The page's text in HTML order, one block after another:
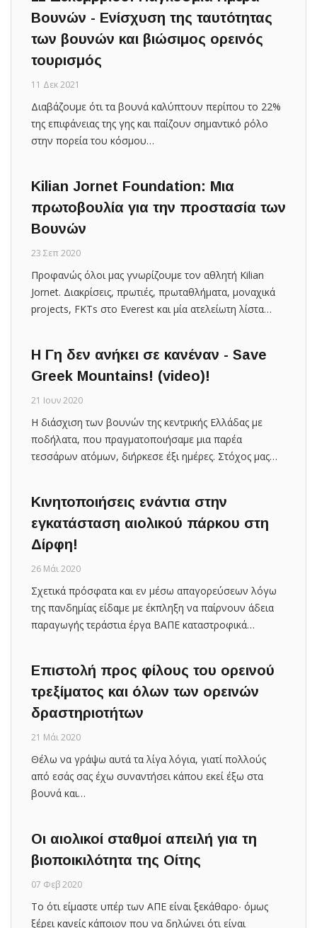
Βουνών - Ενίσχυση της ταυτότητας
των βουνών και βιώσιμος ορεινός
τουρισμός
11 Δεκ 2021
Διαβάζουμε ότι τα βουνά καλύπτουν περίπου το 22%
της επιφάνειας της γης και παίζουν σημαντικό ρόλο
στην πορεία του κόσμου…
Kilian Jornet Foundation: Μια
πρωτοβουλία για την προστασία των
Βουνών
23 Σεπ 2020
Προφανώς όλοι μας γνωρίζουμε τον αθλητή Kilian
Jornet. Διακρίσεις, πρωτιές, πρωταθλήματα, μοναχικά
projects, FKTs στο Everest και μία ατελείωτη λίστα…
Η Γη δεν ανήκει σε κανέναν - Save
Greek Mountains! (video)!
21 Ιουν 2020
Η διάσχιση των βουνών της κεντρικής Ελλάδας με
ποδήλατα, που πραγματοποιήσαμε μια παρέα
τεσσάρων ατόμων, διήρκεσε έξι ημέρες. Στόχος μας…
Κινητοποιήσεις ενάντια στην
εγκατάσταση αιολικού πάρκου στη
Δίρφη!
26 Μάι 2020
Σχετικά πρόσφατα και εν μέσω απαγορεύσεων λόγω
της πανδημίας είδαμε με έκπληξη να παίρνουν άδεια
παραγωγής τεράστια έργα ΒΑΠΕ καταστροφικά…
Επιστολή προς φίλους του ορεινού
τρεξίματος και όλων των ορεινών
δραστηριοτήτων
21 Μάι 2020
Θέλω να γράψω αυτά τα λίγα λόγια, γιατί πολλούς
από εσάς σας έχω συναντήσει κάπου εκεί έξω στα
βουνά και…
Οι αιολικοί σταθμοί απειλή για τη
βιοποικιλότητα της Οίτης
07 Φεβ 2020
Το ότι είμαστε υπέρ των ΑΠΕ είναι ξεκάθαρο∙ όμως
ξέρει κανείς κάποιον που να δηλώνει ότι είναι